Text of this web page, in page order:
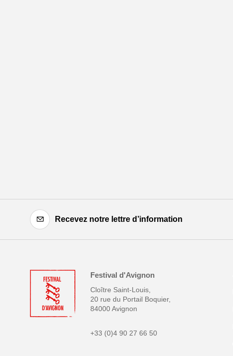
Recevez notre lettre d’information
Festival d'Avignon
Cloître Saint-Louis,
20 rue du Portail Boquier,
84000 Avignon
+33 (0)4 90 27 66 50